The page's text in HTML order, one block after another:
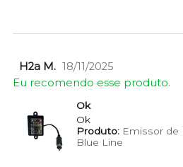
H2a M. 18/11/2025
Eu recomendo esse produto.
Ok
Ok
Produto:Emissor de
Blue Line